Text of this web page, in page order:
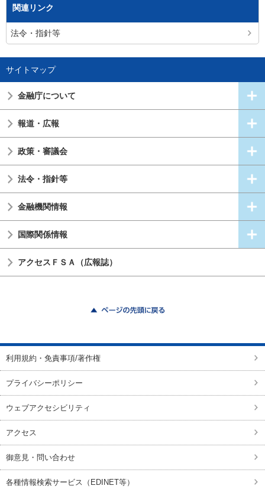
関連リンク
法令・指針等
サイトマップ
金融庁について
報道・広報
政策・審議会
法令・指針等
金融機関情報
国際関係情報
アクセスＦＳＡ（広報誌）
利用規約・免責事項/著作権
プライバシーポリシー
ウェブアクセシビリティ
アクセス
御意見・問い合わせ
各種情報検索サービス（EDINET等）